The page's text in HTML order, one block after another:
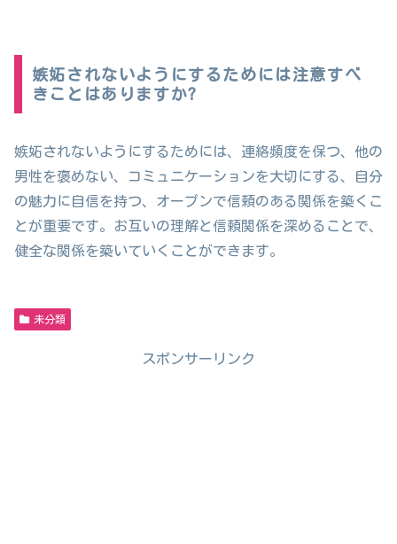
嫉妬されないようにするためには注意すべ
きことはありますか?
嫉妬されないようにするためには、連絡頻度を保つ、他の
男性を褒めない、コミュニケーションを大切にする、自分
の魅力に自信を持つ、オープンで信頼のある関係を築くこ
とが重要です。お互いの理解と信頼関係を深めることで、
健全な関係を築いていくことができます。
未分類
スポンサーリンク